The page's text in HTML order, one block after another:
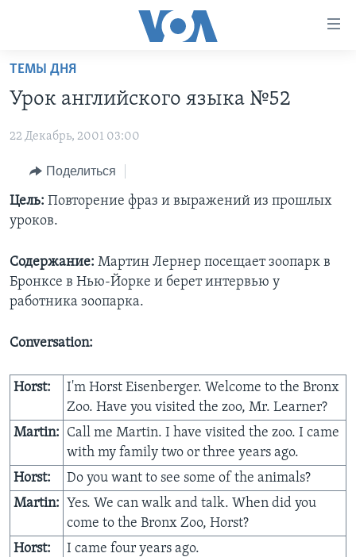
Перейти
основной
Перейти
навигации
Перейти
поиск
ПРОГРАММЫ
АМЕРИКА
НОВОСТИ ЗА МИНУТУ
ИТОГИ
ПОЧЕМУ ЭТО ВАЖНО?
ДИСКУССИЯ VOA
ДЕТАЛИ
НЬЮ-ЙОРК NEW YORK
АМЕРИКА. БОЛЬШОЕ ПУТЕШЕСТВИЕ
ПРОЕКТЫ
УЧИМ АНГЛИЙСКИЙ
НАША АМЕРИКАНСКАЯ ИСТОРИЯ
А КАК В АМЕРИКЕ?
АРТЕФАКТЫ
АМЕРИКАНСКИЕ ГОРОДКИ
ЭКСПЕРТИЗА
ИНТЕРВЬЮ
ФАКТЫ ПРОТИВ ФЕЙКОВ
ЗА СВОБОДУ ПРЕССЫ
УЧИМ АНГЛИЙСКИЙ
ПОДПИСКА НА НОВОСТИ
Learning English
СОЦИАЛЬНЫЕ СЕТИ
Языки
ТЕМЫ ДНЯ
Урок английского языка №52
22 Декабрь, 2001 03:00
Поделиться
Цель: Повторение фраз и выражений из прошлых
уроков.
Содержание: Мартин Лернер посещает зоопарк в
Бронксе в Нью-Йорке и берет интервью у
работника зоопарка.
Conversation:
Horst:
I'm Horst Eisenberger. Welcome to the Bronx
Zoo. Have you visited the zoo, Mr. Learner?
Martin: Call me Martin. I have visited the zoo. I came
with my family two or three years ago.
Horst:
Do you want to see some of the animals?
Martin: Yes. We can walk and talk. When did you
come to the Bronx Zoo, Horst?
Horst:
I came four years ago.